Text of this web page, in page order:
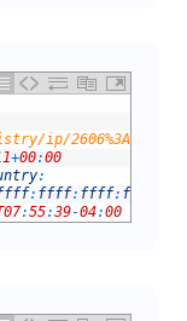
+00:00
:
: ffff: ffff: ffff
:55:39-04:00